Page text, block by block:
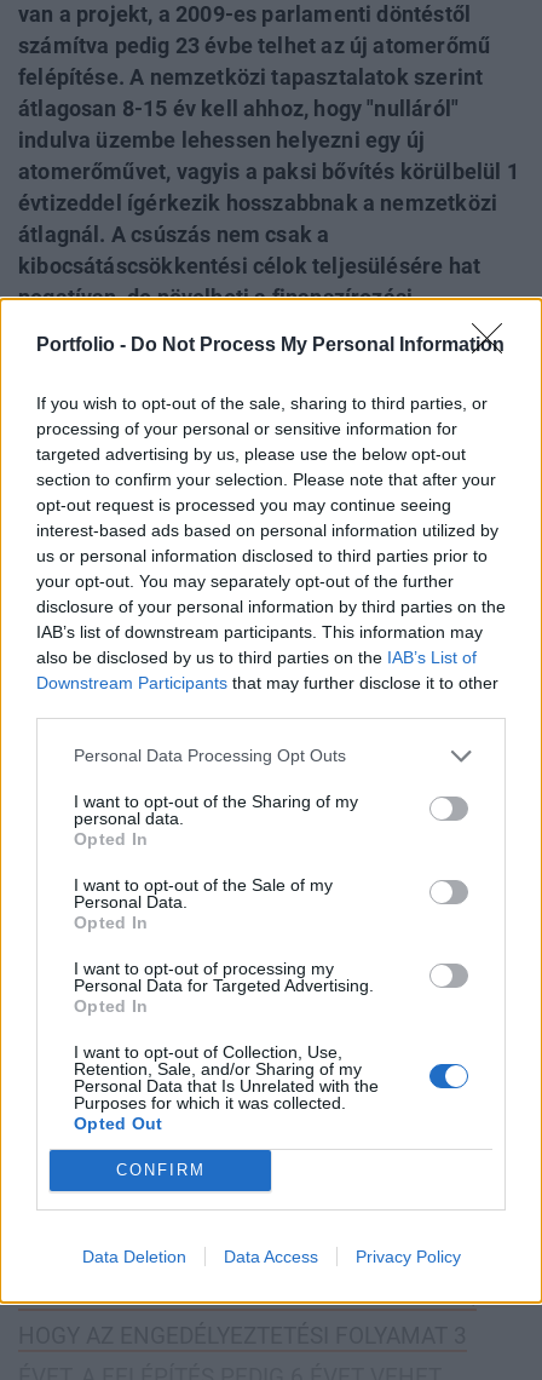
Portfolio - Do Not Process My Personal Information
If you wish to opt-out of the sale, sharing to third parties, or
processing of your personal or sensitive information for
targeted advertising by us, please use the below opt-out
section to confirm your selection. Please note that after your
opt-out request is processed you may continue seeing
interest-based ads based on personal information utilized by
us or personal information disclosed to third parties prior to
your opt-out. You may separately opt-out of the further
disclosure of your personal information by third parties on the
IAB’s list of downstream participants. This information may
also be disclosed by us to third parties on the IAB’s List of
Downstream Participants that may further disclose it to other
Personal Data Processing Opt Outs
I want to opt-out of the Sharing of my
personal data.
Opted In
I want to opt-out of the Sale of my
Personal Data.
Opted In
I want to opt-out of processing my
Personal Data for Targeted Advertising.
Opted In
I want to opt-out of Collection, Use,
Retention, Sale, and/or Sharing of my
Personal Data that Is Unrelated with the
Purposes for which it was collected.
Opted Out
CONFIRM
Data Deletion Data Access Privacy Policy
van a projekt, a 2009-es parlamenti döntéstől
számítva pedig 23 évbe telhet az új atomerőmű
felépítése. A nemzetközi tapasztalatok szerint
átlagosan 8-15 év kell ahhoz, hogy "nulláról"
indulva üzembe lehessen helyezni egy új
atomerőművet, vagyis a paksi bővítés körülbelül 1
évtizeddel ígérkezik hosszabbnak a nemzetközi
átlagnál. A csúszás nem csak a
kibocsátáscsökkentési célok teljesülésére hat
negatívan, de növelheti a finanszírozási
építkezése még el sem kezdődött, de a projekt
története már közel 16 éves múltra tekint vissza,
igazolva, hogy a rendkívül összetett, tőke- és
időigényes atomerőmű-építési folyamatot számos
akadályozó tényező lassíthatja. Az MVM Csoport
2007. július 31-én kezdte meg az új atomerőművi
blokkok megvalósíthatósági tanulmányának
kidolgozását (Teller-projekt), az Országgyűlés pedig
2009. március 30-án fogadta el nagy többséggel
(330 igen, 6 nem és 10 tartózkodás mellett) azt a
határozati javaslatot, amely hozzájárulást ad az új
atomerőművi blokkok felépítésének előkészítéséhez
a paksi atomerőmű telephelyén. Ezután újabb szűk 5
szerződés megszülethetett, vélhetően a gazdasági
világválságtól nem függetlenül.
eredeti tervekszerint
A PAKS II. PROJEKT KERETÉBEN ÉPÍTENDŐ KÉT
ÚJ, EGYENKÉNT 1200 MW-OS NUKLEÁRIS
BLOKKNAK 2023-BAN ÉS 2024-BEN KELLETT
VOLNA ÜZEMBE ÁLLNIA. A 2014 JANUÁRJÁBAN
TENDER NÉLKÜL MEGKÖTÖTT MAGYAR-OROSZ
KORMÁNYKÖZI MEGÁLLAPODÁS ÉVÉBEN A
FŐVÁLLALKOZÓ ROSZATOM ÚGY BECSÜLTE,